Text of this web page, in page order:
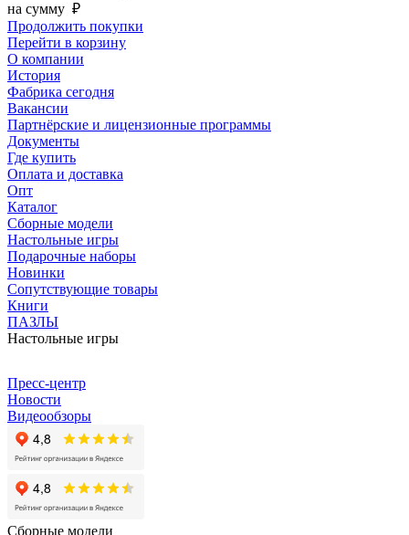
на сумму ₽
Продолжить покупки
Перейти в корзину
О компании
История
Фабрика сегодня
Вакансии
Партнёрские и лицензионные программы
Документы
Где купить
Оплата и доставка
Опт
Каталог
Сборные модели
Настольные игры
Подарочные наборы
Новинки
Сопутствующие товары
Книги
ПАЗЛЫ
Настольные игры
Пресс-центр
Новости
Видеообзоры
Сборные модели